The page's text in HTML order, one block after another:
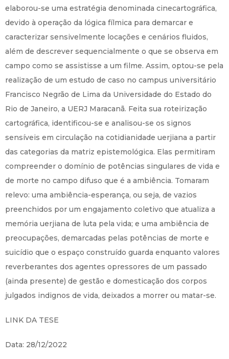
elaborou-se uma estratégia denominada cinecartográfica,
devido à operação da lógica fílmica para demarcar e
caracterizar sensivelmente locações e cenários fluidos,
além de descrever sequencialmente o que se observa em
campo como se assistisse a um filme. Assim, optou-se pela
realização de um estudo de caso no campus universitário
Francisco Negrão de Lima da Universidade do Estado do
Rio de Janeiro, a UERJ Maracanã. Feita sua roteirização
cartográfica, identificou-se e analisou-se os signos
sensíveis em circulação na cotidianidade uerjiana a partir
das categorias da matriz epistemológica. Elas permitiram
compreender o domínio de potências singulares de vida e
de morte no campo difuso que é a ambiência. Tomaram
relevo: uma ambiência-esperança, ou seja, de vazios
preenchidos por um engajamento coletivo que atualiza a
memória uerjiana de luta pela vida; e uma ambiência de
preocupações, demarcadas pelas potências de morte e
suicídio que o espaço construído guarda enquanto valores
reverberantes dos agentes opressores de um passado
(ainda presente) de gestão e domesticação dos corpos
julgados indignos de vida, deixados a morrer ou matar-se.
LINK DA TESE
Data: 28/12/2022